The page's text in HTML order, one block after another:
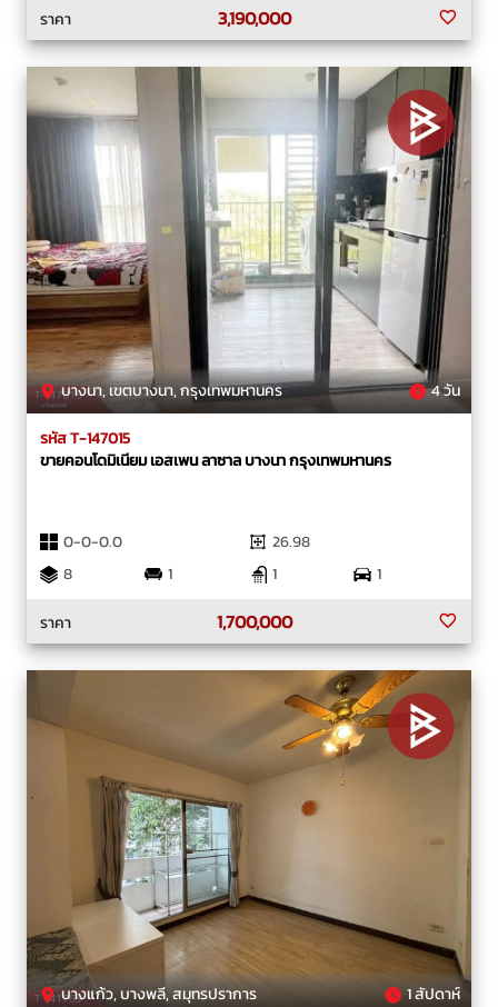
ราคา
3,190,000
บางนา, เขตบางนา, กรุงเทพมหานคร 4 วัน
รหัส T-147015
ขายคอนโดมิเนียม เอสเพน ลาซาล บางนา กรุงเทพมหานคร
0-0-0.0
26.98
8
1 1
1
ราคา
1,700,000
บางแก้ว, บางพลี, สมุทรปราการ 1 สัปดาห์